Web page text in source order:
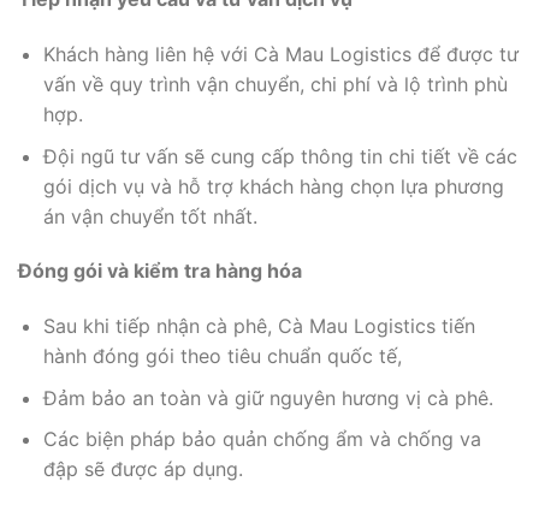
Khách hàng liên hệ với Cà Mau Logistics để được tư
vấn về quy trình vận chuyển, chi phí và lộ trình phù
hợp.
Đội ngũ tư vấn sẽ cung cấp thông tin chi tiết về các
gói dịch vụ và hỗ trợ khách hàng chọn lựa phương
án vận chuyển tốt nhất.
Đóng gói và kiểm tra hàng hóa
Sau khi tiếp nhận cà phê, Cà Mau Logistics tiến
hành đóng gói theo tiêu chuẩn quốc tế,
Đảm bảo an toàn và giữ nguyên hương vị cà phê.
Các biện pháp bảo quản chống ẩm và chống va
đập sẽ được áp dụng.